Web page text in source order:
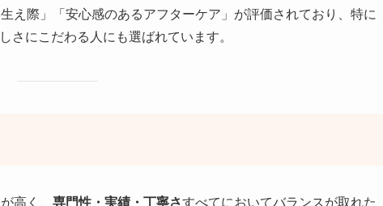
え際」「安心感のあるアフターケア」が評価されており、特に
さにこだわる人にも選ばれています。
高く、 専門性・実績・丁寧さすべてにおいてバランスが取れた